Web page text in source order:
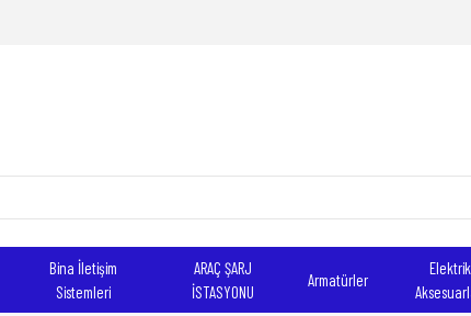
Bina İletişim
Sistemleri
ARAÇ ŞARJ
İSTASYONU
Armatürler
Elektrik